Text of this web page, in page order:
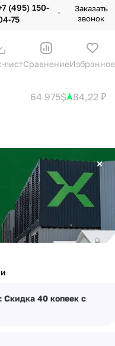
(495) 150-
75
Заказать
звонок
листСравнениеИзбранное
64 975$ 84,22 ₽
×
Скидка 40 копеек с